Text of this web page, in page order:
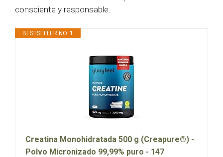
consciente y responsable.
BESTSELLER NO. 1
Creatina Monohidratada 500 g (Creapure®) -
Polvo Micronizado 99,99% puro - 147